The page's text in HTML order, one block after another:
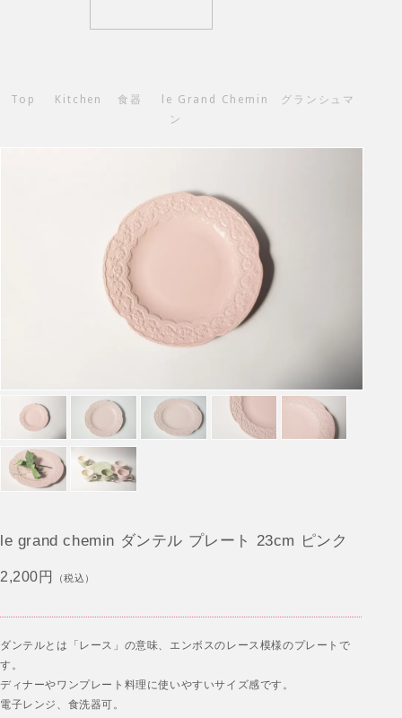
Top Kitchen 食器
le Grand Chemin グランシュマ
ン
le grand chemin ダンテル プレート 23cm ピンク
2,200円 （税込）
ダンテルとは「レース」の意味、エンボスのレース模様のプレートで
す。
ディナーやワンプレート料理に使いやすいサイズ感です。
電子レンジ、食洗器可。